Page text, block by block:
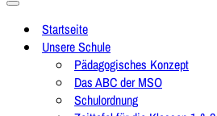
Navigationsmenü
Startseite
Unsere Schule
Pädagogisches Konzept
Das ABC der MSO
Schulordnung